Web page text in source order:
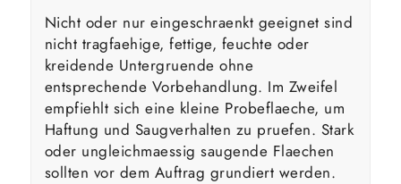
Nicht oder nur eingeschraenkt geeignet sind
nicht tragfaehige, fettige, feuchte oder
kreidende Untergruende ohne
entsprechende Vorbehandlung. Im Zweifel
empfiehlt sich eine kleine Probeflaeche, um
Haftung und Saugverhalten zu pruefen. Stark
oder ungleichmaessig saugende Flaechen
sollten vor dem Auftrag grundiert werden.